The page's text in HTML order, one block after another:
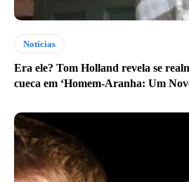
Notícias
Era ele? Tom Holland revela se
cueca em ‘Homem-Aranha: Um